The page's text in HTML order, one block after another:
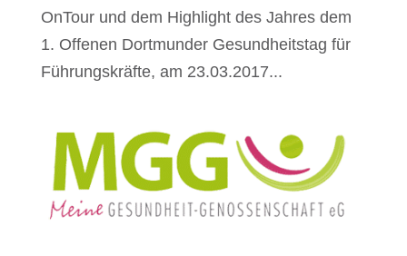
OnTour und dem Highlight des Jahres dem
1. Offenen Dortmunder Gesundheitstag für
Führungskräfte, am 23.03.2017...